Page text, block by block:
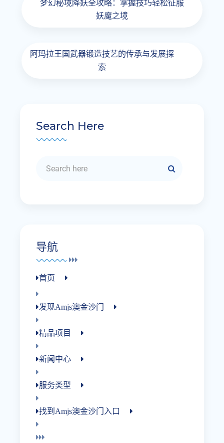
梦幻秘境降妖全攻略：掌握技巧轻松征服
妖魔之境
阿玛拉王国武器锻造技艺的传承与发展探
索
Search Here
导航
首页
发现amjs澳金沙门
精品项目
新闻中心
服务类型
找到amjs澳金沙门入口